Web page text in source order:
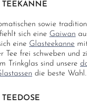
sowie
sich eine Gaiwan
eine Glasteekanne
Tee frei schweben und
Trinkglas sind unsere
die beste Wahl.